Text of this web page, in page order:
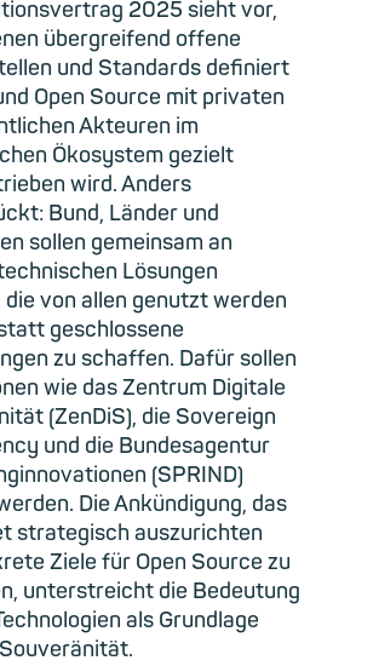
2025 sieht vor,
übergreifend offene
und Standards definiert
Open Source mit privaten
Akteuren im
Ökosystem gezielt
wird. Anders
Bund, Länder und
sollen gemeinsam an
Lösungen
von allen genutzt werden
geschlossene
zu schaffen. Dafür sollen
wie das Zentrum Digitale
(ZenDiS), die Sovereign
und die Bundesagentur
(SPRIND)
Die Ankündigung, das
strategisch auszurichten
Ziele für Open Source zu
unterstreicht die Bedeutung
als Grundlage